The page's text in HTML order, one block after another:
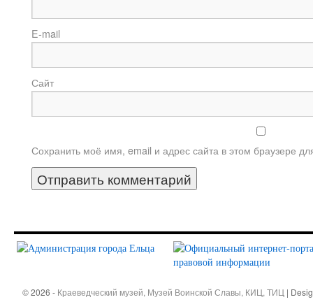
E-
Сайт
Сохранить моё имя, email и адрес сайта в этом браузере
© 2026 - Краеведческий музей, Музей Воинской Славы, КИЦ, ТИЦ |